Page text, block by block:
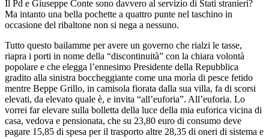
Il Pd e Giuseppe Conte sono davvero al servizio di Stati stranieri?
Ma intanto una bella pochette a quattro punte nel taschino in
occasione del ribaltone non si nega a nessuno.
Tutto questo bailamme per avere un governo che rialzi le tasse,
riapra i porti in nome della “discontinuità” con la chiara volontà
popolare e che elegga l’ennesimo Presidente della Repubblica
gradito alla sinistra boccheggiante come una morìa di pesce fetido
mentre Beppe Grillo, in camisola fiorata dalla sua villa, fa di scorsi
elevati, da elevato quale è, e invita “all’euforia”. All’euforia. Lo
vorrei far elevare sulla bolletta della luce della mia euforica vicina di
casa, vedova e pensionata, che su 23,80 euro di consumo deve
pagare 15,85 di spesa per il trasporto altre 28,35 di oneri di sistema e